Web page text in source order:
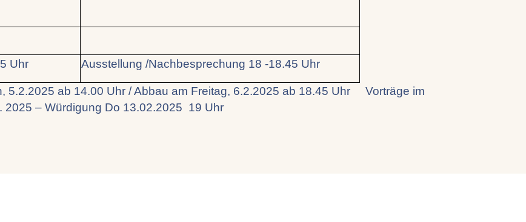
Uhr Ausstellung /Nachbesprechung 18 -18.45 Uhr
5.2.2025 ab 14.00 Uhr / Abbau am Freitag, 6.2.2025 ab 18.45 Uhr Vorträge im
2025 – Würdigung Do 13.02.2025 19 Uhr